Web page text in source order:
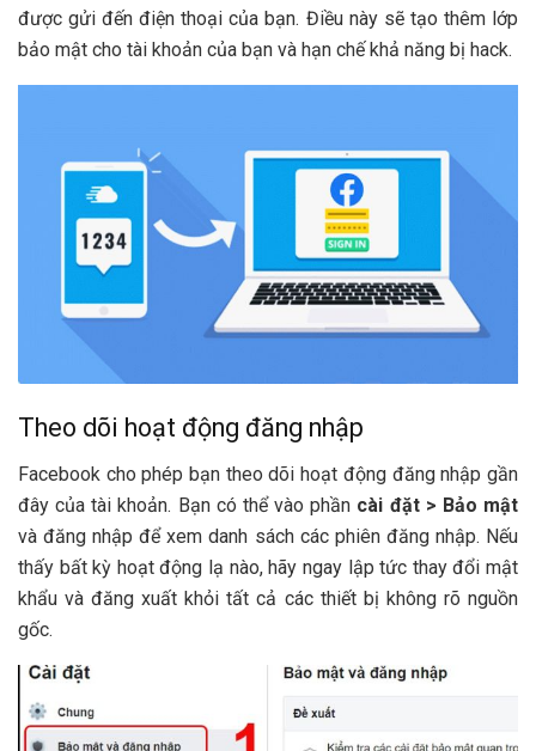
được gửi đến điện thoại của bạn. Điều này sẽ tạo thêm lớp
bảo mật cho tài khoản của bạn và hạn chế khả năng bị hack.
Theo dõi hoạt động đăng nhập
Facebook cho phép bạn theo dõi hoạt động đăng nhập gần
đây của tài khoản. Bạn có thể vào phần cài đặt > Bảo mật
và đăng nhập để xem danh sách các phiên đăng nhập. Nếu
thấy bất kỳ hoạt động lạ nào, hãy ngay lập tức thay đổi mật
khẩu và đăng xuất khỏi tất cả các thiết bị không rõ nguồn
gốc.